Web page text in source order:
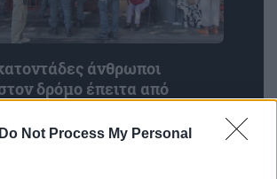
Do Not Process My Personal
άνθρωποι
δρόμο έπειτα από
μέσα στον καύσωνα